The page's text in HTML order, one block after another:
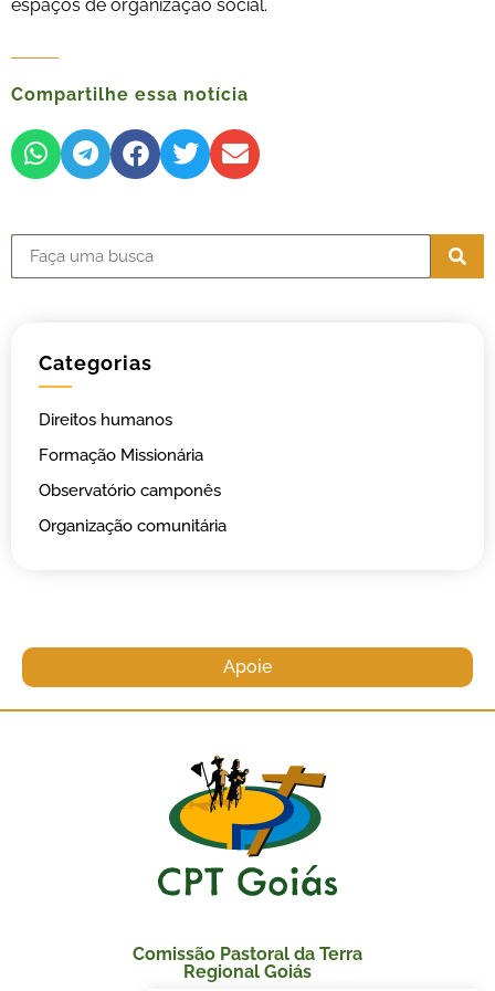
espaços de organização social.
Compartilhe essa notícia
Categorias
Direitos humanos
Formação Missionária
Observatório camponês
Organização comunitária
Apoie
Comissão Pastoral da Terra
Regional Goiás